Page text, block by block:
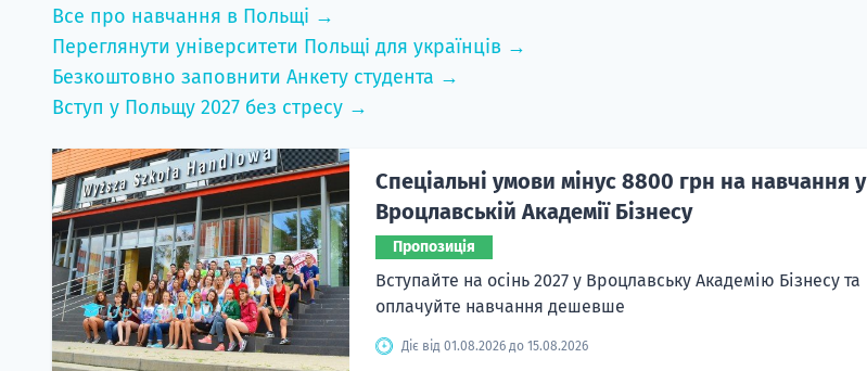
Все про навчання в Польщі →
Переглянути університети Польщі для українців →
Безкоштовно заповнити Анкету студента →
Вступ у Польщу 2027 без стресу →
Спеціальні умови мінус 8800 грн на навчання у
Вроцлавській Академії Бізнесу
Пропозиція
Вступайте на осінь 2027 у Вроцлавську Академію Бізнесу та
оплачуйте навчання дешевше
Діє від 01.08.2026 до 15.08.2026